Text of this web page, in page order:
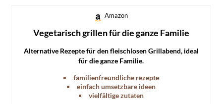
Amazon
Vegetarisch grillen für die ganze Familie
Alternative Rezepte für den fleischlosen Grillabend, ideal
für die ganze Familie.
familienfreundliche rezepte
einfach umsetzbare ideen
vielfältige zutaten